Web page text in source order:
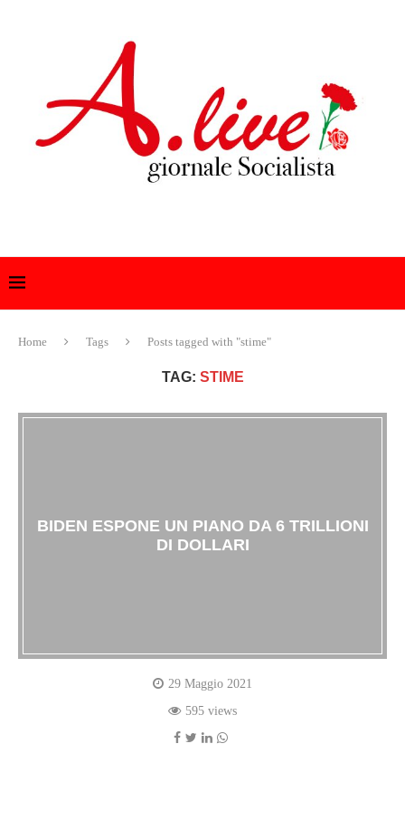
Home Tags Posts tagged with "stime"
TAG: STIME
BIDEN ESPONE UN PIANO DA 6 TRILLIONI
DI DOLLARI
29 Maggio 2021
595 views